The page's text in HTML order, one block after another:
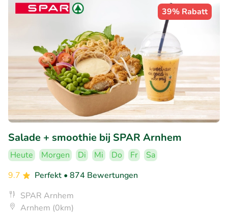
39% Rabatt
Salade + smoothie bij SPAR Arnhem
Heute Morgen Di Mi Do Fr
Sa
9.7
Perfekt • 874 Bewertungen
SPAR Arnhem
Arnhem (0km)